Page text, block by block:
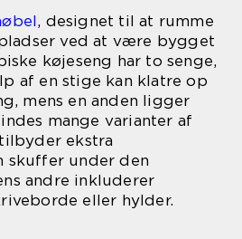
, designet til at rumme
ved at være bygget
køjeseng har to senge,
af en stige kan klatre op
mens en anden ligger
mange varianter af
ekstra
skuffer under den
andre inkluderer
eller hylder.